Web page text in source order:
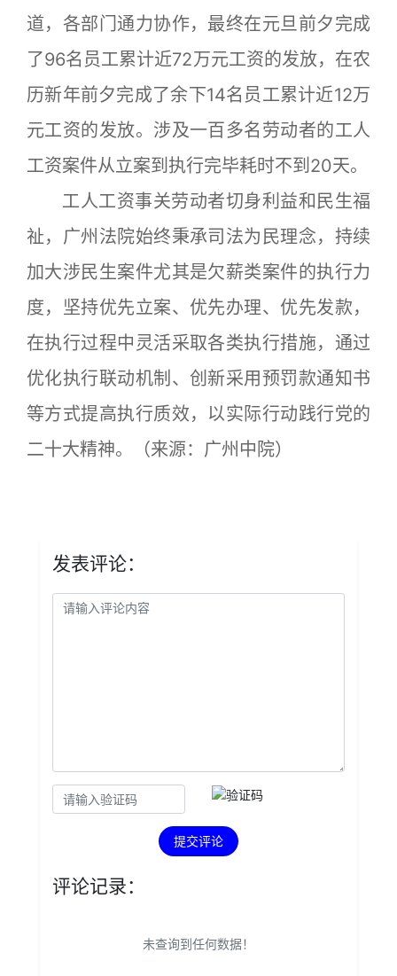
道，各部门通力协作，最终在元旦前夕完成
了96名员工累计近72万元工资的发放，在农
历新年前夕完成了余下14名员工累计近12万
元工资的发放。涉及一百多名劳动者的工人
工资案件从立案到执行完毕耗时不到20天。
工人工资事关劳动者切身利益和民生福
祉，广州法院始终秉承司法为民理念，持续
加大涉民生案件尤其是欠薪类案件的执行力
度，坚持优先立案、优先办理、优先发款，
在执行过程中灵活采取各类执行措施，通过
优化执行联动机制、创新采用预罚款通知书
等方式提高执行质效，以实际行动践行党的
二十大精神。（来源：广州中院）
发表评论：
提交评论
评论记录：
未查询到任何数据！